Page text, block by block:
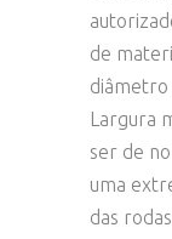
de
diâmetro
Largura
ser de
uma
das